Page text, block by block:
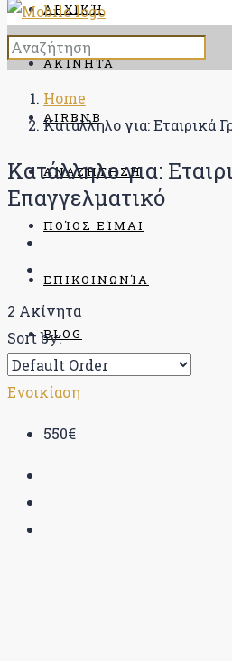
ΑΡΧΙΚΉ
ΑΚΊΝΗΤΑ
AIRBNB
ΑΝΑΖΉΤΗΣΗ
ΠΟΊΟΣ ΕΊΜΑΙ
ΕΠΙΚΟΙΝΩΝΊΑ
BLOG
Home
Κατάλληλο για: Εταιρικά
Κατάλληλο για:
Επαγγελματικό
2 Ακίνητα
Sort by:
Ενοικίαση
550€